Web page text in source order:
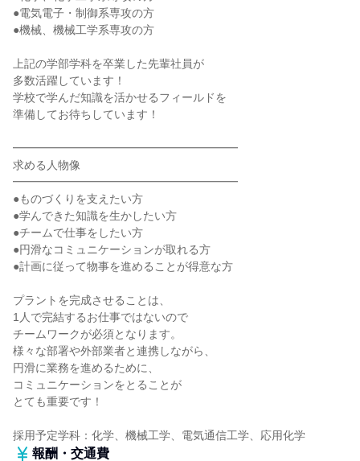
●電気電子・制御系専攻の方
●機械、機械工学系専攻の方
上記の学部学科を卒業した先輩社員が
多数活躍しています！
学校で学んだ知識を活かせるフィールドを
準備してお待ちしています！
━━━━━━━━━━━━━━━━━━━━
求める人物像
━━━━━━━━━━━━━━━━━━━━
●ものづくりを支えたい方
●学んできた知識を生かしたい方
●チームで仕事をしたい方
●円滑なコミュニケーションが取れる方
●計画に従って物事を進めることが得意な方
プラントを完成させることは、
1人で完結するお仕事ではないので
チームワークが必須となります。
様々な部署や外部業者と連携しながら、
円滑に業務を進めるために、
コミュニケーションをとることが
とても重要です！
採用予定学科：化学、機械工学、電気通信工学、応用化学
報酬・交通費